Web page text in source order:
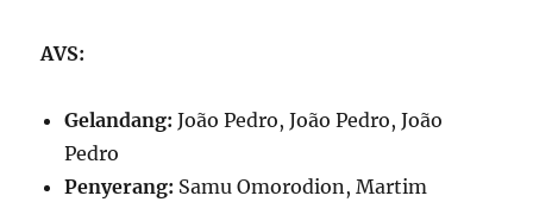
AVS:
Gelandang: João Pedro, João Pedro, João
Pedro
Penyerang: Samu Omorodion, Martim